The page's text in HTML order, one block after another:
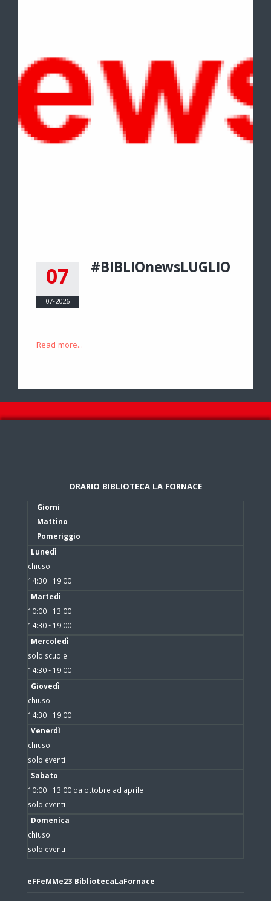
07
07-2026
#BIBLIOnewsLUGLIO
Read more...
ORARIO BIBLIOTECA LA FORNACE
Giorni
Mattino
Pomeriggio
Lunedì
chiuso
14:30 - 19:00
Martedì
10:00 - 13:00
14:30 - 19:00
Mercoledì
solo scuole
14:30 - 19:00
Giovedì
chiuso
14:30 - 19:00
Venerdì
chiuso
solo eventi
Sabato
10:00 - 13:00 da ottobre ad aprile
solo eventi
Domenica
chiuso
solo eventi
eFFeMMe23 BibliotecaLaFornace